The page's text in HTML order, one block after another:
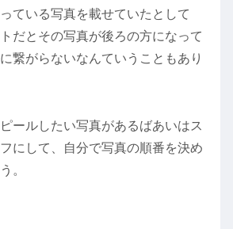
ている写真を載せていたとして
だとその写真が後ろの方になって
繋がらないなんていうこともあり
ールしたい写真があるばあいはス
にして、自分で写真の順番を決め
。